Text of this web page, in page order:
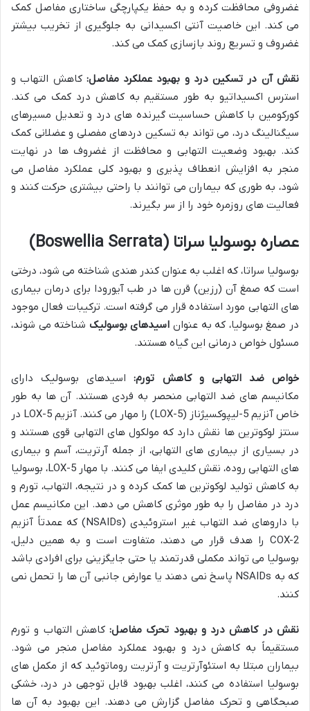
غضروفی محافظت کرده و به حفظ یکپارچگی ساختاری مفاصل کمک
می کند. این خاصیت آنتی اکسیدانی به جلوگیری از تخریب بیشتر
غضروف و تسریع روند بازسازی کمک می کند.
نقش آن در تسکین درد و بهبود عملکرد مفاصل: کاهش التهاب و
استرس اکسیداتیو به طور مستقیم به کاهش درد کمک می کند.
کورکومین با کاهش حساسیت گیرنده های درد و تعدیل مسیرهای
سیگنالینگ درد، می تواند به تسکین دردهای مفصلی و عضلانی کمک
کند. بهبود وضعیت التهابی و محافظت از غضروف ها در نهایت
منجر به افزایش انعطاف پذیری و بهبود کلی عملکرد مفاصل می
شود، به طوری که بیماران می توانند با راحتی بیشتری حرکت کنند و
فعالیت های روزمره خود را از سر بگیرند.
عصاره بوسولیا سراتا (Boswellia Serrata)
بوسولیا سراتا، که اغلب به عنوان کندر هندی شناخته می شود، درختی
است که صمغ آن (رزین) قرن ها در طب آیورودا برای درمان بیماری
های التهابی مورد استفاده قرار می گرفته است. ترکیبات فعال موجود
در صمغ بوسولیا، که به عنوان اسیدهای بوسولیک شناخته می شوند،
مسئول خواص درمانی این گیاه هستند.
خواص ضد التهابی و کاهش تورم:اسیدهای بوسولیک دارای
مکانیسم های ضد التهابی منحصر به فردی هستند. آن ها به طور
خاص آنزیم 5-لیپوکسیژناز (5-LOX) را مهار می کنند. آنزیم 5-LOX در
سنتز لوکوترین ها نقش دارد که مولکول های التهابی قوی هستند و
در بسیاری از بیماری های التهابی، از جمله آرتریت، آسم و بیماری
های التهابی روده، نقش کلیدی ایفا می کنند. با مهار 5-LOX، بوسولیا
به کاهش تولید لوکوترین ها کمک کرده و در نتیجه، التهاب، تورم و
درد در مفاصل را به طور موثری کاهش می دهد. این مکانیسم عمل
با داروهای ضد التهاب غیر استروئیدی (NSAIDs) که عمدتاً آنزیم
COX-2 را هدف قرار می دهند، متفاوت است و به همین دلیل،
بوسولیا می تواند مکملی قدرتمند یا حتی جایگزینی برای افرادی باشد
که به NSAIDs پاسخ نمی دهند یا عوارض جانبی آن ها را تحمل نمی
کنند.
نقش در کاهش درد و بهبود تحرک مفاصل:کاهش التهاب و تورم
مستقیماً به کاهش درد و بهبود عملکرد مفاصل منجر می شود.
بیماران مبتلا به استئوآرتریت و آرتریت روماتوئید که از مکمل های
بوسولیا استفاده می کنند، اغلب بهبود قابل توجهی در درد، خشکی
صبحگاهی و تحرک مفاصل گزارش می دهند. این بهبود به آن ها